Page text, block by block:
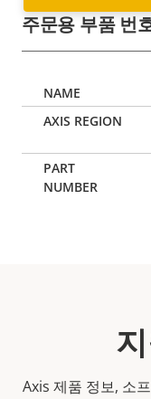
주문용 부품 번
Axis 제품 정보, 소